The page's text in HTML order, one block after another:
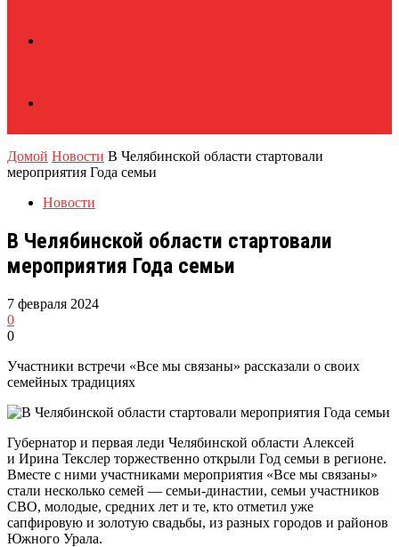
Домой Новости В Челябинской области стартовали
мероприятия Года семьи
Новости
В Челябинской области стартовали
мероприятия Года семьи
7 февраля 2024
0
0
Участники встречи «Все мы связаны» рассказали о своих
семейных традициях
Губернатор и первая леди Челябинской области Алексей
и Ирина Текслер торжественно открыли Год семьи в регионе.
Вместе с ними участниками мероприятия «Все мы связаны»
стали несколько семей — семьи-династии, семьи участников
СВО, молодые, средних лет и те, кто отметил уже
сапфировую и золотую свадьбы, из разных городов и районов
Южного Урала.